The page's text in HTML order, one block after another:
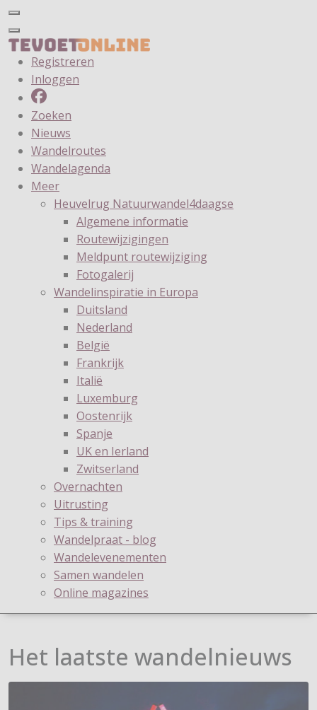
Registreren
Inloggen
Zoeken
Nieuws
Wandelroutes
Wandelagenda
Meer
Heuvelrug Natuurwandel4daagse
Algemene informatie
Routewijzigingen
Meldpunt routewijziging
Fotogalerij
Wandelinspiratie in Europa
Duitsland
Nederland
België
Frankrijk
Italië
Luxemburg
Oostenrijk
Spanje
UK en Ierland
Zwitserland
Overnachten
Uitrusting
Tips & training
Wandelpraat - blog
Wandelevenementen
Samen wandelen
Online magazines
Het laatste wandelnieuws